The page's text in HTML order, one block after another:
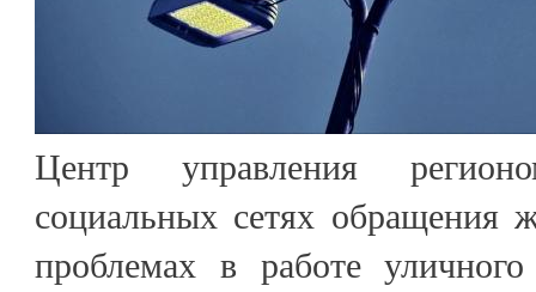
Центр управления
социальных сетях обращения
проблемах в работе